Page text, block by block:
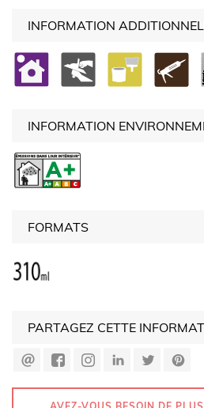
INFORMATION
INFORMATION
FORMATS
PARTAGEZ CETTE